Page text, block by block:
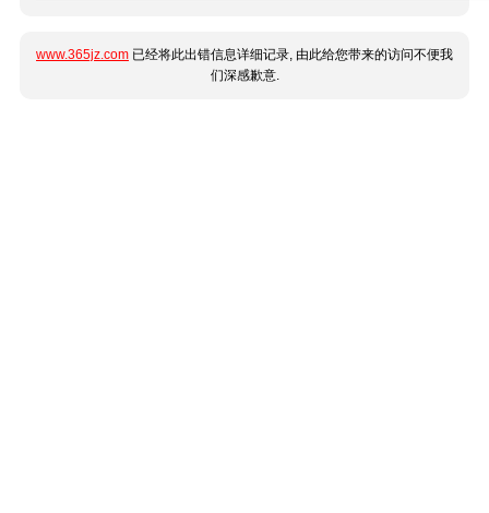
www.365jz.com 已经将此出错信息详细记录, 由此给您带来的访问不便我
们深感歉意.